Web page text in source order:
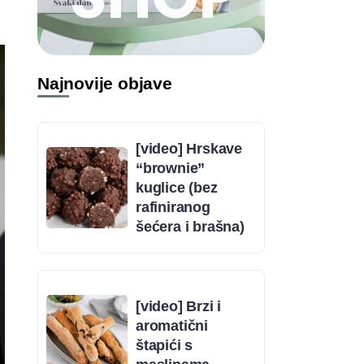
Najnovije objave
[video] Hrskave
“brownie”
kuglice (bez
rafiniranog
šećera i brašna)
[video] Brzi i
aromatični
štapići s